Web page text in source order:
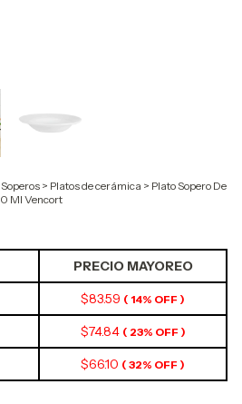
> Platos de cerámica > Plato Sopero De
Ml Vencort
PRECIO MAYOREO
$83.59 ( 14% OFF )
$74.84 ( 23% OFF )
$66.10 ( 32% OFF )